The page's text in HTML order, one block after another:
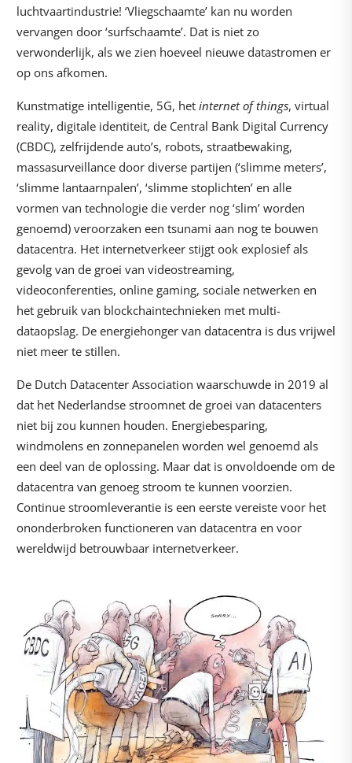
luchtvaartindustrie! ‘Vliegschaamte’ kan nu worden
vervangen door ‘surfschaamte’. Dat is niet zo
verwonderlijk, als we zien hoeveel nieuwe datastromen er
op ons afkomen.
Kunstmatige intelligentie, 5G, het internet of things, virtual
reality, digitale identiteit, de Central Bank Digital Currency
(CBDC), zelfrijdende auto’s, robots, straatbewaking,
massasurveillance door diverse partijen (‘slimme meters’,
‘slimme lantaarnpalen’, ‘slimme stoplichten’ en alle
vormen van technologie die verder nog ‘slim’ worden
genoemd) veroorzaken een tsunami aan nog te bouwen
datacentra. Het internetverkeer stijgt ook explosief als
gevolg van de groei van videostreaming,
videoconferenties, online gaming, sociale netwerken en
het gebruik van blockchaintechnieken met multi-
dataopslag. De energiehonger van datacentra is dus vrijwel
niet meer te stillen.
De Dutch Datacenter Association waarschuwde in 2019 al
dat het Nederlandse stroomnet de groei van datacenters
niet bij zou kunnen houden. Energiebesparing,
windmolens en zonnepanelen worden wel genoemd als
een deel van de oplossing. Maar dat is onvoldoende om de
datacentra van genoeg stroom te kunnen voorzien.
Continue stroomleverantie is een eerste vereiste voor het
ononderbroken functioneren van datacentra en voor
wereldwijd betrouwbaar internetverkeer.